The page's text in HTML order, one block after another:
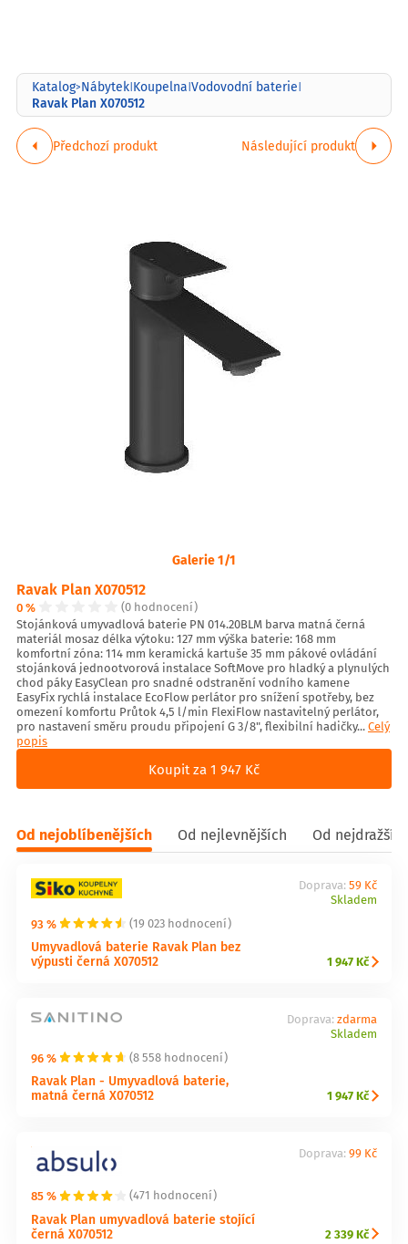
Katalog>Nábytek|Koupelna|Vodovodní baterie|
Ravak Plan X070512
Předchozí produkt Následující produkt
Galerie 1/1
Ravak Plan X070512
0 %
(0 hodnocení)
Stojánková umyvadlová baterie PN 014.20BLM barva matná černá
materiál mosaz délka výtoku: 127 mm výška baterie: 168 mm
komfortní zóna: 114 mm keramická kartuše 35 mm pákové ovládání
stojánková jednootvorová instalace SoftMove pro hladký a plynulých
chod páky EasyClean pro snadné odstranění vodního kamene
EasyFix rychlá instalace EcoFlow perlátor pro snížení spotřeby, bez
omezení komfortu Průtok 4,5 l/min FlexiFlow nastavitelný perlátor,
pro nastavení směru proudu připojení G 3/8", flexibilní hadičky...Celý
popis
Koupit za 1 947 Kč
Od nejoblíbenějších Od nejlevnějších Od
93 % (19 023 hodnocení)
Umyvadlová baterie Ravak Plan bez
výpusti černá X070512
Doprava: 59 Kč
Skladem
1 947 Kč
96 % (8 558 hodnocení)
Ravak Plan - Umyvadlová baterie,
matná černá X070512
Doprava: zdarma
Skladem
1 947 Kč
85 % (471 hodnocení)
Ravak Plan umyvadlová baterie stojící
černá X070512
Doprava: 99 Kč
2 339 Kč